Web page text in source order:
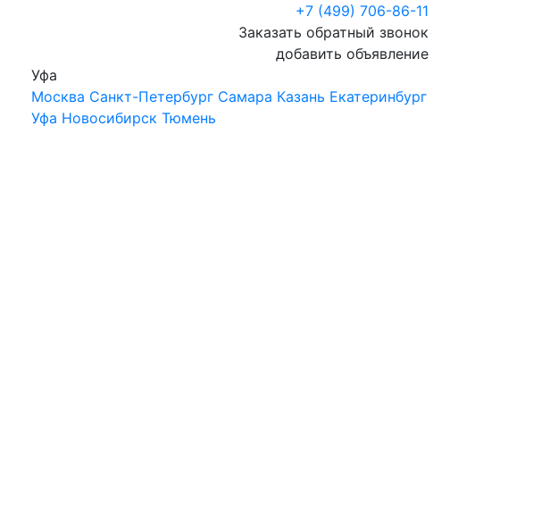
+7 (499) 706-86-11
Заказать обратный звонок
добавить объявление
Уфа
Москва Санкт-Петербург Самара Казань Екатеринбург
Уфа Новосибирск Тюмень